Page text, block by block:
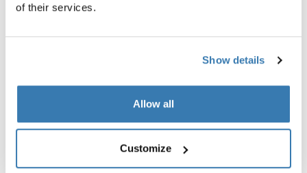
of their services.
Show details
Allow all
Customize
Thule smartphone bike mount
Thule Subterra 2
electrónicos pequeño negro